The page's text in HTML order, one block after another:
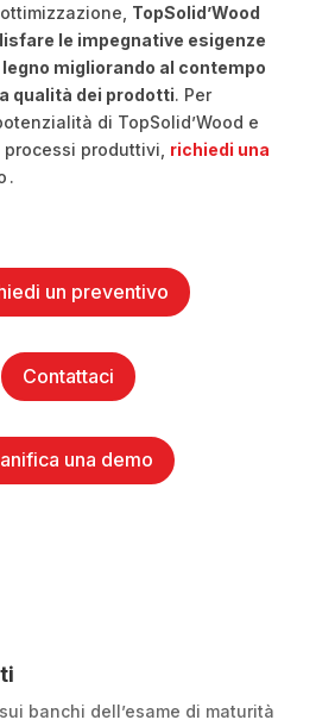
TopSolid’Wood
le impegnative esigenze
migliorando al contempo
qualità dei prodotti. Per
di TopSolid’Wood e
produttivi, richiedi una
.
un preventivo
Contattaci
una demo
banchi dell’esame di maturità